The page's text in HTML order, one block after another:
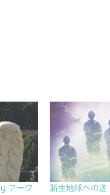
アーク
新生地球への